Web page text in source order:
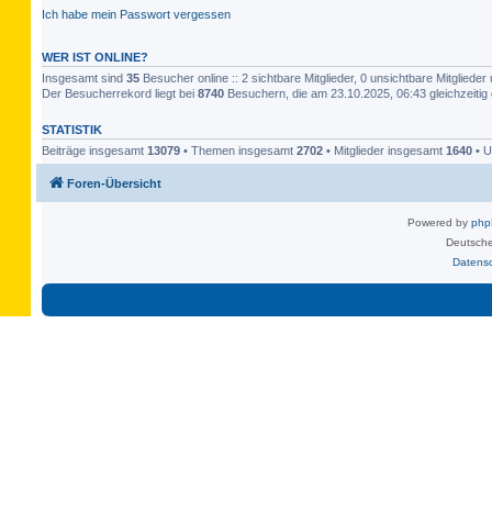
Ich habe mein Passwort vergessen
WER IST ONLINE?
Insgesamt sind 35 Besucher online :: 2 sichtbare Mitglieder, 0 unsichtbare
Der Besucherrekord liegt bei 8740 Besuchern, die am 23.10.2025, 06:43 gleichzeitig
STATISTIK
Beiträge insgesamt 13079 • Themen insgesamt 2702 • Mitglieder insgesamt 1640 •
Foren-Übersicht
Powered by